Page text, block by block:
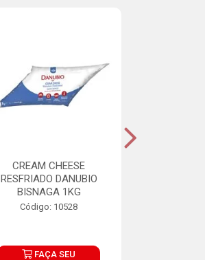
CREAM CHEESE
RESFRIADO DANUBIO
BISNAGA 1KG
Código: 10528
FAÇA SEU